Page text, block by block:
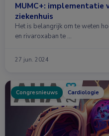
MUMC+: implementatie
ziekenhuis
Het is belangrijk om te weten
en rivaroxaban te …
27 jun. 2024
Congresnieuws Cardiologie